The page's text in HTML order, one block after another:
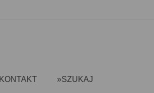
KONTAKT »SZUKAJ